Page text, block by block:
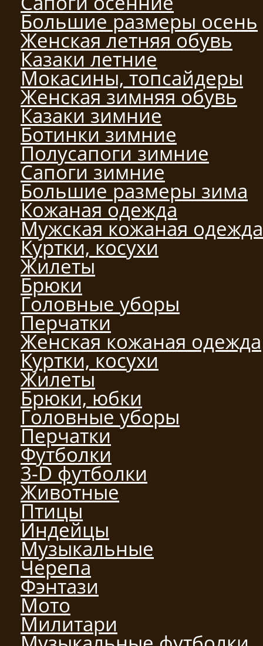
Большие размеры осень
Женская летняя обувь
Казаки летние
Мокасины, топсайдеры
Женская зимняя обувь
Казаки зимние
Ботинки зимние
Полусапоги зимние
Сапоги зимние
Большие размеры зима
Кожаная одежда
Мужская кожаная одежда
Куртки, косухи
Жилеты
Брюки
Головные уборы
Перчатки
Женская кожаная одежда
Куртки, косухи
Жилеты
Брюки, юбки
Головные уборы
Перчатки
Футболки
3-D футболки
Животные
Птицы
Индейцы
Музыкальные
Черепа
Фэнтази
Мото
Милитари